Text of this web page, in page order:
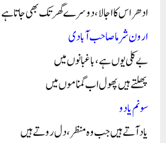
ادھر اس کا اجالا، دوسرے گھر تک بھی جاتا ہے
ارون شرما صاحب آبادی
بے کلی یوں ہے، باغبانوں میں
پھلتے ہیں پھول اب گمناموں میں
سونم یادو
یاد آتے ہیں جب وہ منظر، دل روتے ہیں